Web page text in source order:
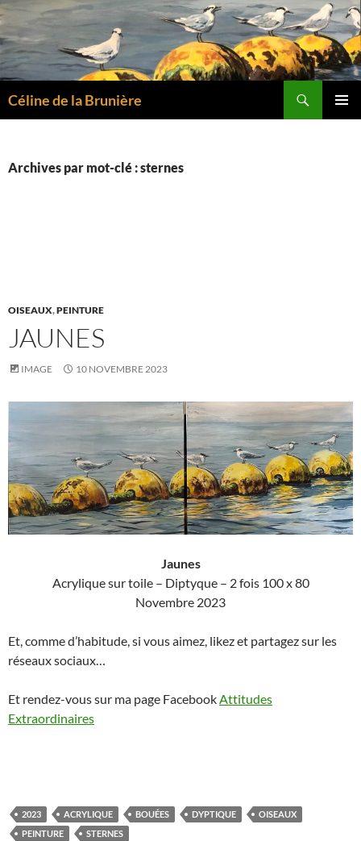
Aller
au
contenu
Céline de la Brunière
Archives par mot-clé : sternes
OISEAUX,PEINTURE
JAUNES
IMAGE 10 NOVEMBRE 2023
Jaunes
Acrylique sur toile – Diptyque – 2 fois 100 x 80
Novembre 2023
Et, comme d’habitude, si vous aimez, likez et partagez sur les
réseaux sociaux…
Et rendez-vous sur ma page FacebookAttitudes
Extraordinaires
2023 ACRYLIQUE BOUÉES DYPTIQUE
OISEAUX
PEINTURE
STERNES